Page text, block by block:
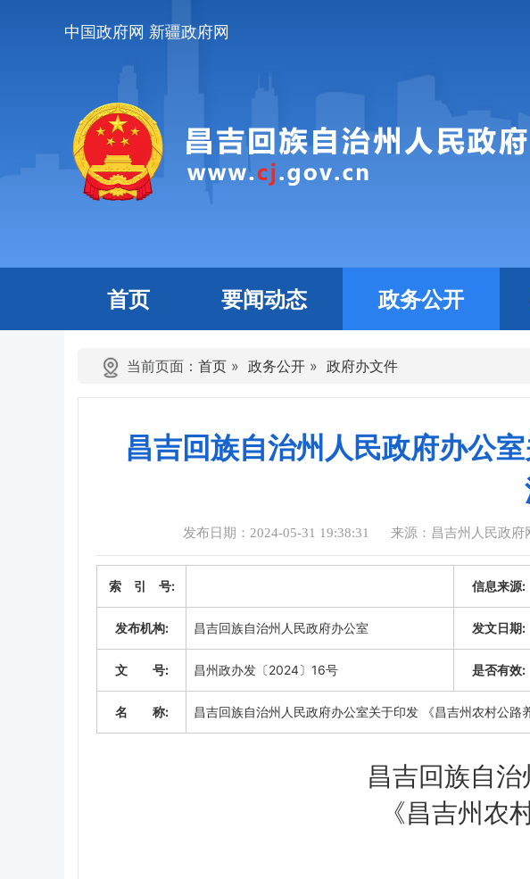
中国政府网 新疆政府网
首页 要闻动态 政务公开
当前页面： 首页 » 政务公开 » 政府办文件
昌吉回族自治州人民政府办公
发布日期：2024-05-31 19:38:31 来源：昌吉州人民政府
索 引 号: 信息来源:
发布机构: 昌吉回族自治州人民政府办公室 发文日期:
文 号: 昌州政办发〔2024〕16号 是否有效:
名 称: 昌吉回族自治州人民政府办公室关于印发 《昌吉州农村公路
昌吉回族自
《昌吉州农